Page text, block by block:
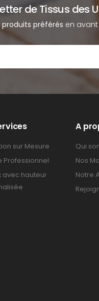
de Tissus des
produits préférés en
sur Mesure
Professionnel
avec hauteur
A
Qui
Nos
Notre